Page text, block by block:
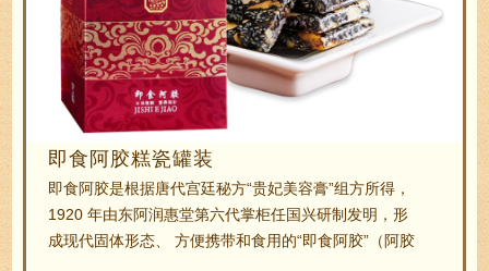
即食阿胶糕瓷罐装
即食阿胶是根据唐代宫廷秘方“贵妃美容膏”组方所得，
1920 年由东阿润惠堂第六代掌柜任国兴研制发明，形
成现代固体形态、 方便携带和食用的“即食阿胶”（阿胶